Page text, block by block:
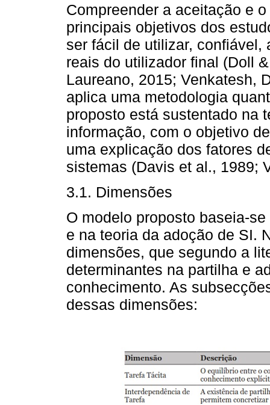
Compreender a aceitação e
principais objetivos dos
ser fácil de utilizar, confiável,
reais do utilizador final (Doll
Laureano, 2015; Venkatesh,
aplica uma metodologia
proposto está sustentado na
informação, com o objetivo
uma explicação dos fatores
sistemas (Davis et al., 1989;
3.1. Dimensões
O modelo proposto baseia-
e na teoria da adoção de SI.
dimensões, que segundo a
determinantes na partilha e
conhecimento. As
dessas dimensões: